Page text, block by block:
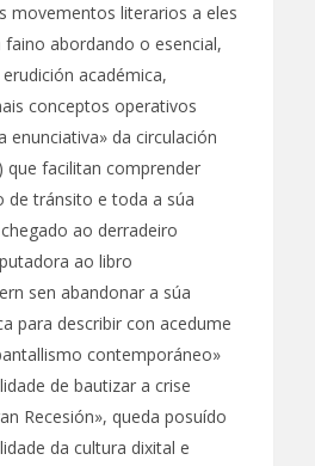
movementos literarios a eles
faino abordando o esencial,
académica,
conceptos operativos
enunciativa» da circulación
que facilitan comprender
tránsito e toda a súa
ao derradeiro
ao libro
sen abandonar a súa
para describir con acedume
contemporáneo»
de bautizar a crise
Recesión», queda posuído
da cultura dixital e